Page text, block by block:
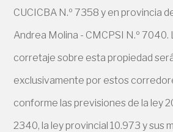
CUCICBA N.º 7358 y en provincia
Andrea Molina - CMCPSI N.º
corretaje sobre esta propiedad
exclusivamente por estos
conforme las previsiones de la ley
2340, la ley provincial 10.973 y sus